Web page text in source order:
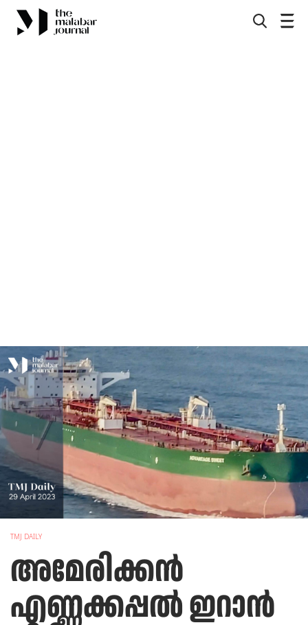
TMJ DAILY
അമേരിക്കന്‍
എണ്ണക്കപ്പല്‍ ഇറാന്‍